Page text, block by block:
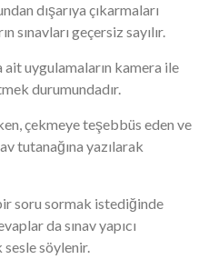
dışarıya çıkarmaları
sınavları geçersiz sayılır.
uygulamaların kamera ile
durumundadır.
çekmeye teşebbüs eden ve
tutanağına yazılarak
soru sormak istediğinde
da sınav yapıcı
sesle söylenir.